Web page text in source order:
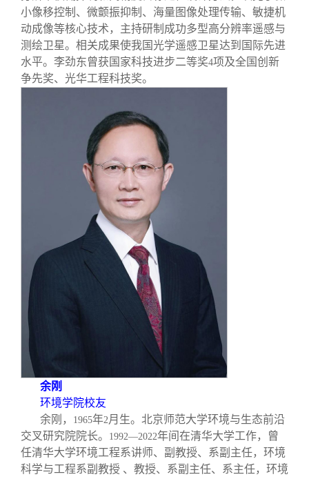
小像移控制、微颤振抑制、海量图像处理传输、敏捷机
动成像等核心技术，主持研制成功多型高分辨率遥感与
测绘卫星。相关成果使我国光学遥感卫星达到国际先进
水平。李劲东曾获国家科技进步二等奖4项及全国创新
争先奖、光华工程科技奖。
余刚
环境学院校友
余刚，
1965年2月生。北京师范大学环境与生态前沿
交叉研究院院长。
1992—2022年间在清华大学工作，曾
任清华大学环境工程系讲师、副教授、系副主任，环境
科学与工程系副教授 、教授、系副主任、系主任，环境